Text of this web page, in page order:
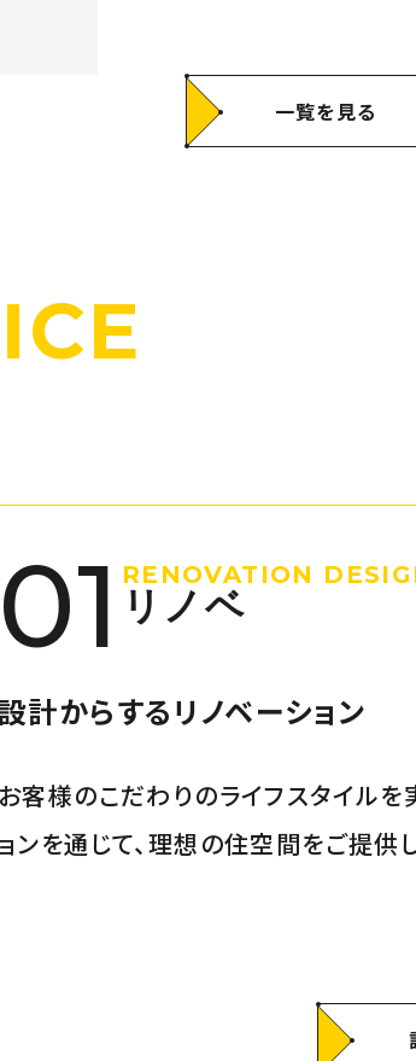
一覧を見る
01 RENOVATION
リノベ
計からするリノベーション
お客様のこだわりのライフスタイルを
ョンを通じて、理想の住空間をご提供し